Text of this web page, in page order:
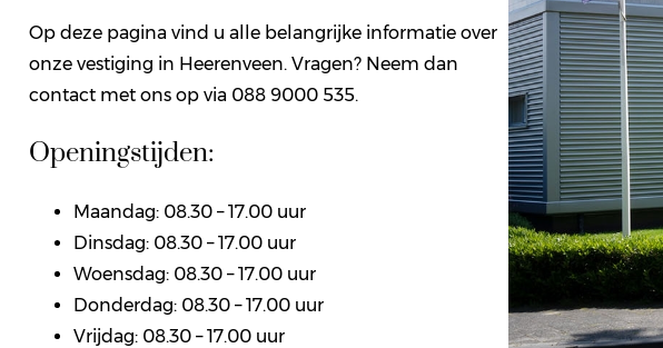
Op deze pagina vind u alle belangrijke informatie over
onze vestiging in Heerenveen. Vragen? Neem dan
contact met ons op via 088 9000 535.
Openingstijden:
Maandag: 08.30 – 17.00 uur
Dinsdag: 08.30 – 17.00 uur
Woensdag: 08.30 – 17.00 uur
Donderdag: 08.30 – 17.00 uur
Vrijdag: 08.30 – 17.00 uur